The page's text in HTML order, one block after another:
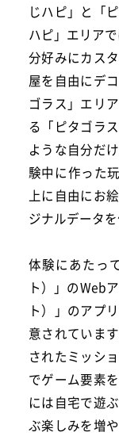
じハピ」と「
ハピ」エリア
分好みにカス
屋を自由にデ
ゴラス」エリ
る「ピタゴラ
ような自分だ
験中に作った
上に自由にお
ジナルデータを
体験にあたっ
ト）」のWeb
ト）」のアプ
意されていま
されたミッシ
でゲーム要素
には自宅で遊
ぶ楽しみを増